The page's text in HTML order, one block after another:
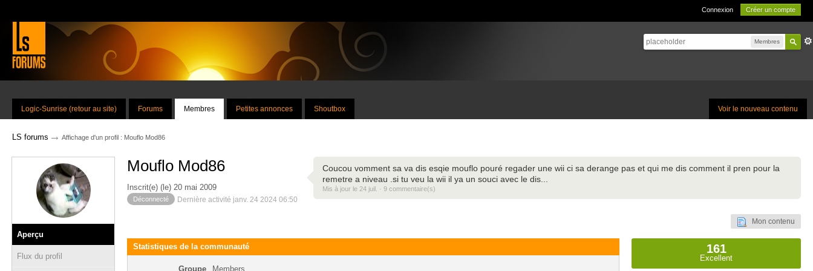
Connexion Créer un compte
Membres
Voir le nouveau contenu
Logic-Sunrise (retour au site) Forums Membres Petites annonces Shoutbox
LS forums → Affichage d'un profil : Mouflo Mod86
Aperçu
Flux du profil
Mouflo Mod86
Inscrit(e) (le) 20 mai 2009
Déconnecté Dernière activité janv. 24 2024 06:50
Coucou vomment sa va dis esqie mouflo pouré regader une wii ci sa derange pas et qui me dis comment il pren pour la
remetre a niveau .si tu veu la wii il ya un souci avec le dis...
Mis à jour le 24 juil. · 9 commentaire(s)
Mon contenu
Statistiques de la communauté
Groupe
Members
161
Excellent